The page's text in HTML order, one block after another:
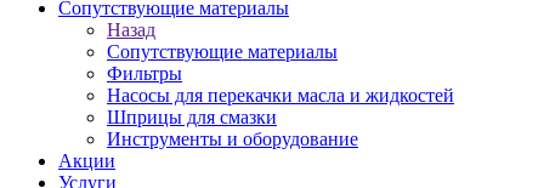
Сопутствующие материалы
Назад
Сопутствующие материалы
Фильтры
Насосы для перекачки масла и жидкостей
Шприцы для смазки
Инструменты и оборудование
Акции
Услуги